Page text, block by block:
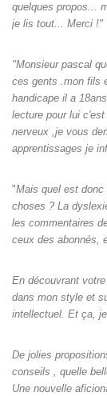
quelques propos...
je lis tout... Merci !"
"Monsieur pascal
ces gents .mon fils
handicape il a
lecture pour lui
nerveux ,je vous
apprentissages je
"Mais quel est
choses ? La
les commentaires
ceux des abonnés,
En découvrant
dans mon style et
intellectuel. Et ça,
De jolies
conseils , quelle
Une nouvelle